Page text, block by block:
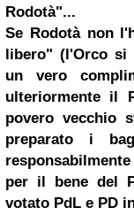
Rodotà"...
Se Rodotà non
libero" (l'Orco si
un vero
ulteriormente il
povero vecchio
preparato i
per il bene del
votato PdL e PD